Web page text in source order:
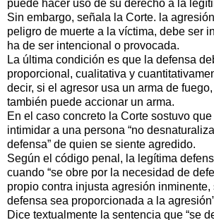
puede hacer uso de su derecho a la
Sin embargo, señala la Corte. la
peligro de muerte a la víctima, debe ser
ha de ser intencional o provocada.
La última condición es que la defensa
proporcional, cualitativa y
decir, si el agresor usa un arma de
también puede accionar un arma.
En el caso concreto la Corte sostuvo
intimidar a una persona “no
defensa” de quien se siente agredido.
Según el código penal, la legítima
cuando “se obre por la necesidad de
propio contra injusta agresión inminente,
defensa sea proporcionada a la
Dice textualmente la sentencia que “se